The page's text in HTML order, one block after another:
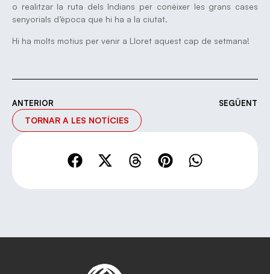
o realitzar la ruta dels Indians per conèixer les grans cases
senyorials d’època que hi ha a la ciutat.
Hi ha molts motius per venir a Lloret aquest cap de setmana!
ANTERIOR SEGÜENT
TORNAR A LES NOTÍCIES